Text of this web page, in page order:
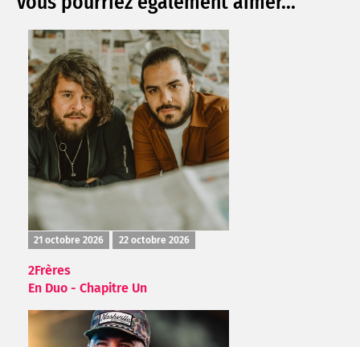
21 octobre 2026 22 octobre 2026
2Frères
En Duo - Chapitre Un